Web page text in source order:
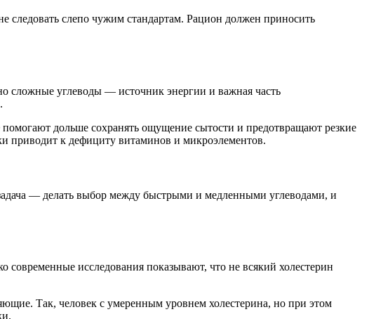
слепо чужим стандартам. Рацион должен приносить
сложные углеводы — источник энергии и важная часть
дольше сохранять ощущение сытости и предотвращают резкие
приводит к дефициту витаминов и микроэлементов.
— делать выбор между быстрыми и медленными углеводами, и
современные исследования показывают, что не всякий холестерин
Так, человек с умеренным уровнем холестерина, но при этом